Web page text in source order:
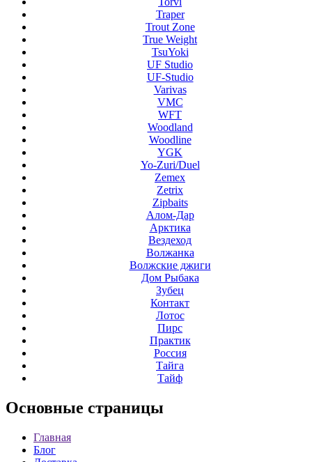
Traper
Trout Zone
True Weight
TsuYoki
UF Studio
UF-Studio
Varivas
VMC
WFT
Woodland
Woodline
YGK
Yo-Zuri/Duel
Zemex
Zetrix
Zipbaits
Алом-Дар
Арктика
Вездеход
Волжанка
Волжские джиги
Дом Рыбака
Зубец
Контакт
Лотос
Пирс
Практик
Россия
Тайга
Тайф
Основные страницы
Главная
Блог